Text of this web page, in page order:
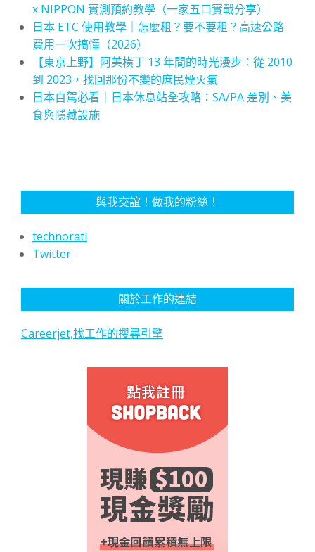
x NIPPON 實測預約教學（一家五口實戰分享）
日本 ETC 使用教學｜怎麼租？要不要租？高速公路
費用一次搞懂（2026）
【東京上野】阿美橫丁 13 年間的時光漫步：從 2010
到 2023，找回那份不變的庶民煙火氣
日本自駕必看｜日本休息站全攻略：SA/PA 差別、美
食與隱藏設施
與我交誼！做我的粉絲！
technorati
Twitter
關於工作的連結
Careerjet,找工作的搜尋引擎